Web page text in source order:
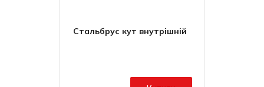
Стальбрус кут внутрішній